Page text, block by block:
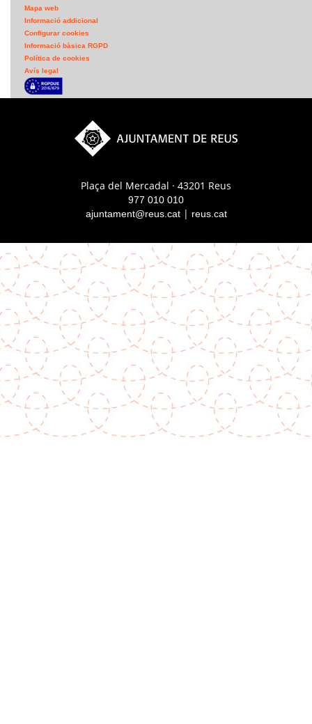
Mapa web
Informació addicional
Configurar cookies
Informació bàsica RGPD
Política de cookies
Avís legal
Plaça del Mercadal · 43201 Reus
977 010 010
ajuntament@reus.cat| reus.cat